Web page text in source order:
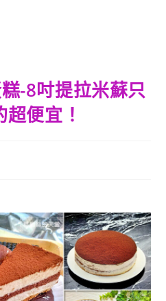
-8吋提拉米蘇只
便宜！